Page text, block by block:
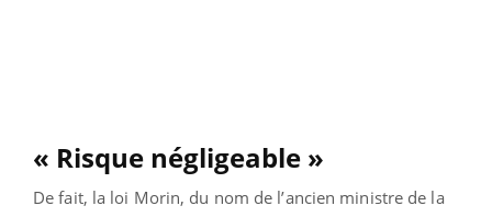
« Risque négligeable »
De fait, la loi Morin, du nom de l’ancien ministre de la